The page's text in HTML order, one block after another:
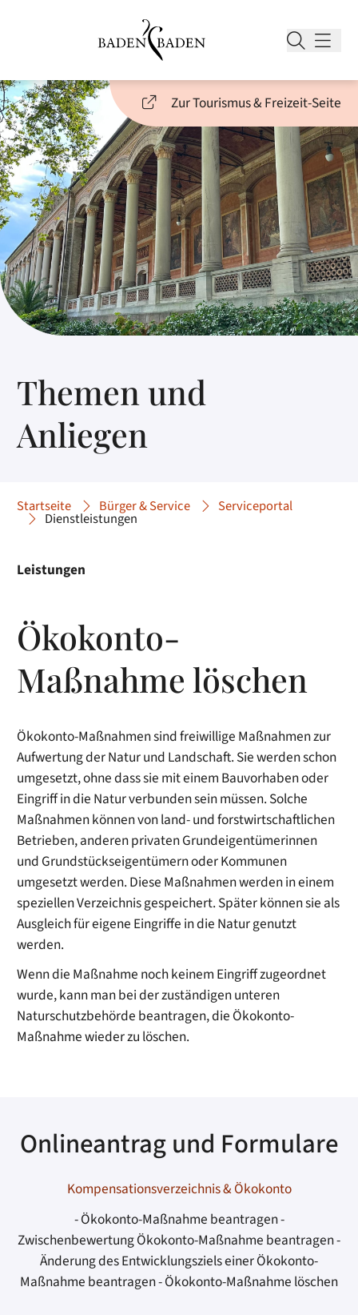
Zur Tourismus & Freizeit-Seite
Themen und
Anliegen
Startseite Bürger & Service Serviceportal
Dienstleistungen
Leistungen
Ökokonto-
Maßnahme löschen
Ökokonto-Maßnahmen sind freiwillige Maßnahmen zur
Aufwertung der Natur und Landschaft. Sie werden schon
umgesetzt, ohne dass sie mit einem Bauvorhaben oder
Eingriff in die Natur verbunden sein müssen. Solche
Maßnahmen können von land- und forstwirtschaftlichen
Betrieben, anderen privaten Grundeigentümerinnen
und Grundstückseigentümern oder Kommunen
umgesetzt werden. Diese Maßnahmen werden in einem
speziellen Verzeichnis gespeichert. Später können sie als
Ausgleich für eigene Eingriffe in die Natur genutzt
werden.
Wenn die Maßnahme noch keinem Eingriff zugeordnet
wurde, kann man bei der zuständigen unteren
Naturschutzbehörde beantragen, die Ökokonto-
Maßnahme wieder zu löschen.
Onlineantrag und Formulare
Kompensationsverzeichnis & Ökokonto
- Ökokonto-Maßnahme beantragen -
Zwischenbewertung Ökokonto-Maßnahme beantragen -
Änderung des Entwicklungsziels einer Ökokonto-
Maßnahme beantragen - Ökokonto-Maßnahme löschen